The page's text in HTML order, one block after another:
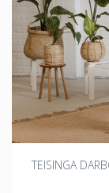
TEISINGA